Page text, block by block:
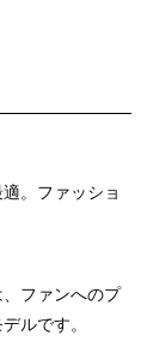
。ファッショ
ファンへのプ
ルです。